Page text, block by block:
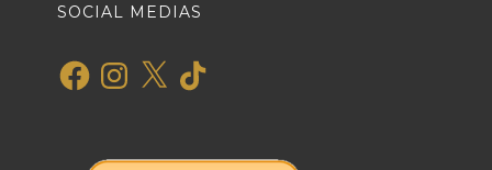
SOCIAL MEDIAS
FacebookInstagram
X TikTok